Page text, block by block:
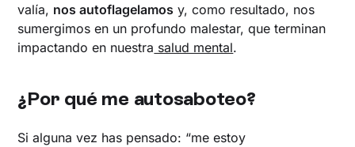
valía, nos autoflagelamos y, como resultado, nos
sumergimos en un profundo malestar, que terminan
impactando en nuestra salud mental.
¿Por qué me autosaboteo?
Si alguna vez has pensado: “me estoy